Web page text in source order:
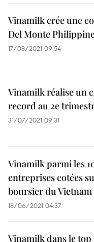
Vinamilk crée une
Del Monte
17/08/2021 09:54
Vinamilk réalise un
record au 2e
31/07/2021 09:31
Vinamilk parmi les
entreprises cotées
boursier du Vietnam
18/06/2021 04:37
Vinamilk dans le